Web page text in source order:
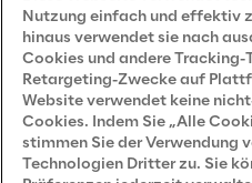
Datenschutzhinweis
Datenschutzhinweis
Grundsatzerklärung - LKSG
Accessibility Statement
Nutzung einfach und effektiv
hinaus verwendet sie nach
Cookies und andere
Retargeting-Zwecke auf
Website verwendet keine
Cookies. Indem Sie „Alle
stimmen Sie der Verwendung
Technologien Dritter zu. Sie